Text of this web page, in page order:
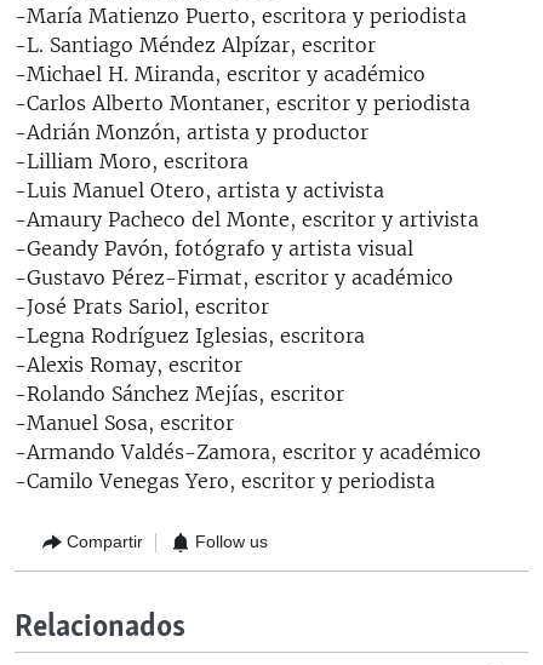
-María Matienzo Puerto, escritora y periodista
-L. Santiago Méndez Alpízar, escritor
-Michael H. Miranda, escritor y académico
-Carlos Alberto Montaner, escritor y periodista
-Adrián Monzón, artista y productor
-Lilliam Moro, escritora
-Luis Manuel Otero, artista y activista
-Amaury Pacheco del Monte, escritor y artivista
-Geandy Pavón, fotógrafo y artista visual
-Gustavo Pérez-Firmat, escritor y académico
-José Prats Sariol, escritor
-Legna Rodríguez Iglesias, escritora
-Alexis Romay, escritor
-Rolando Sánchez Mejías, escritor
-Manuel Sosa, escritor
-Armando Valdés-Zamora, escritor y académico
-Camilo Venegas Yero, escritor y periodista​
Compartir Follow us
Relacionados